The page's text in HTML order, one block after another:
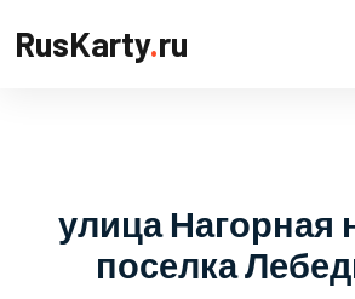
RusKarty.ru
улица Нагорная
поселка